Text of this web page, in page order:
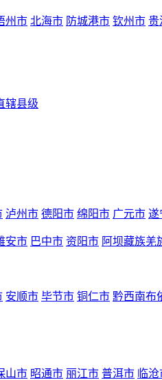
州市 北海市 防城港市 钦州市 贵
辖县级
泸州市 德阳市 绵阳市 广元市 遂
安市 巴中市 资阳市 阿坝藏族羌
安顺市 毕节市 铜仁市 黔西南布
山市 昭通市 丽江市 普洱市 临